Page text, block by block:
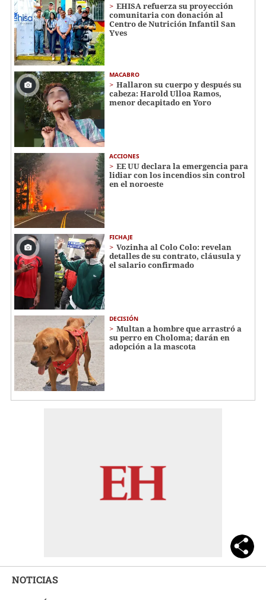
EHISA refuerza su proyección
comunitaria con donación al
Centro de Nutrición Infantil San
Yves
MACABRO
Hallaron su cuerpo y después su
cabeza: Harold Ulloa Ramos,
menor decapitado en Yoro
ACCIONES
EE UU declara la emergencia para
lidiar con los incendios sin control
en el noroeste
FICHAJE
Vozinha al Colo Colo: revelan
detalles de su contrato, cláusula y
el salario confirmado
DECISIÓN
Multan a hombre que arrastró a
su perro en Choloma; darán en
adopción a la mascota
NOTICIAS